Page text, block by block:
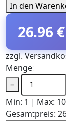
In den
26.96 €
zzgl.
Menge:
−
Min: 1 | Max:
Gesamtpreis: